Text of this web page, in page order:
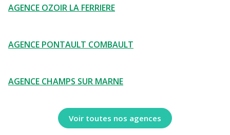
AGENCE OZOIR LA FERRIERE
AGENCE PONTAULT COMBAULT
AGENCE CHAMPS SUR MARNE
Voir toutes nos agences